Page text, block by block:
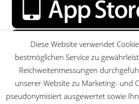
Diese Website verwendet
bestmöglichen Service zu
Reichweitenmessungen
unserer Website zu Marketing- und
pseudonymisiert ausgewertet sowie